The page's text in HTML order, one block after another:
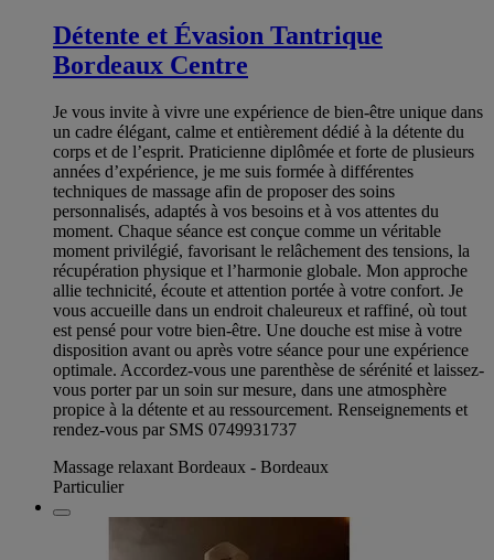
Détente et Évasion Tantrique
Bordeaux Centre
Je vous invite à vivre une expérience de bien-être unique dans
un cadre élégant, calme et entièrement dédié à la détente du
corps et de l’esprit. Praticienne diplômée et forte de plusieurs
années d’expérience, je me suis formée à différentes
techniques de massage afin de proposer des soins
personnalisés, adaptés à vos besoins et à vos attentes du
moment. Chaque séance est conçue comme un véritable
moment privilégié, favorisant le relâchement des tensions, la
récupération physique et l’harmonie globale. Mon approche
allie technicité, écoute et attention portée à votre confort. Je
vous accueille dans un endroit chaleureux et raffiné, où tout
est pensé pour votre bien-être. Une douche est mise à votre
disposition avant ou après votre séance pour une expérience
optimale. Accordez-vous une parenthèse de sérénité et laissez-
vous porter par un soin sur mesure, dans une atmosphère
propice à la détente et au ressourcement. Renseignements et
rendez-vous par SMS 0749931737
Massage relaxant Bordeaux - Bordeaux
Particulier